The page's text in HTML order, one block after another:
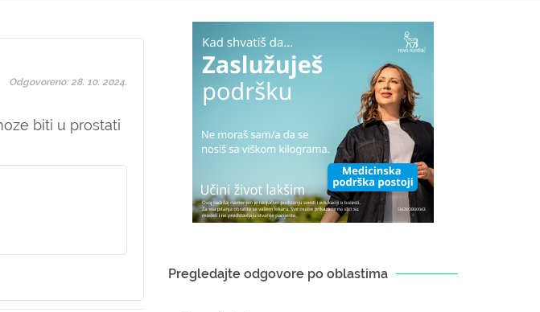
biti u prostati
Odgovoreno: 28. 10. 2024.
Pregledajte odgovore po oblastima